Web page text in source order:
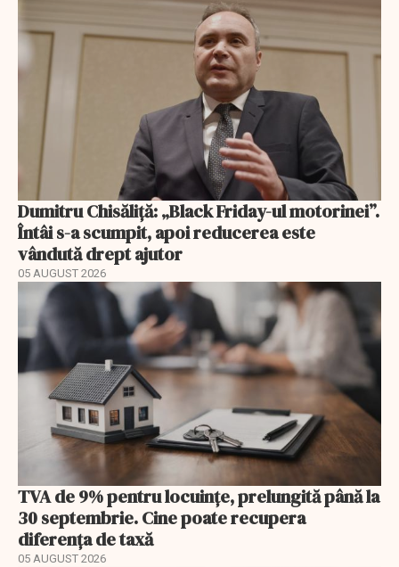
Dumitru Chisăliță: „Black Friday-ul motorinei”.
Întâi s-a scumpit, apoi reducerea este
vândută drept ajutor
05 AUGUST 2026
TVA de 9% pentru locuințe, prelungită până la
30 septembrie. Cine poate recupera
diferența de taxă
05 AUGUST 2026